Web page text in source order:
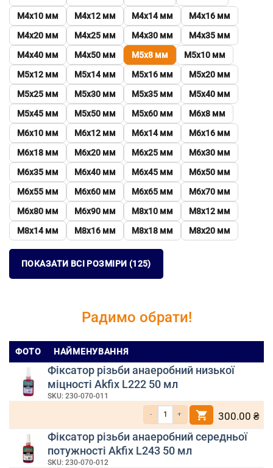
М4х10 мм
М4х12 мм М4х14 мм
М4х16 мм
М4х20 мм
М4х25 мм М4х30 мм
М4х35 мм
М4х40 мм
М4х50 мм М5х8 мм
М5х10 мм
М5х12 мм
М5х14 мм М5х16 мм
М5х20 мм
М5х25 мм
М5х30 мм М5х35 мм
М5х40 мм
М5х45 мм
М5х50 мм М5х60 мм
М6х8 мм
М6х10 мм
М6х12 мм М6х14 мм
М6х16 мм
М6х18 мм
М6х20 мм М6х25 мм
М6х30 мм
М6х35 мм
М6х40 мм М6х45 мм
М6х50 мм
М6х55 мм
М6х60 мм М6х65 мм
М6х70 мм
М6х80 мм
М6х90 мм М8х10 мм
М8х12 мм
М8х14 мм
М8х16 мм М8х18 мм М8х20 мм
ПОКАЗАТИ ВСІ РОЗМІРИ (125)
Радимо обрати!
ФОТО НАЙМЕНУВАННЯ
Фіксатор різьби анаеробний низької
міцності Akfix L222 50 мл
SKU: 230-070-011
Кількість Фіксатор різьби анаеробний
300.00 ₴
Фіксатор різьби анаеробний середньої
потужності Akfix L243 50 мл
SKU: 230-070-012